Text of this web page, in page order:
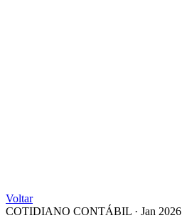
Voltar
COTIDIANO CONTÁBIL · Jan 2026